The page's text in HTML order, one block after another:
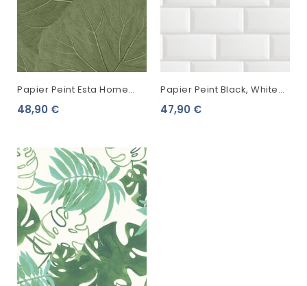
Papier Peint Esta Home
Jungle Fever Feuilles Vert
48,90 €
Papier Peint Black, White
And Gold Esta Home
47,90 €